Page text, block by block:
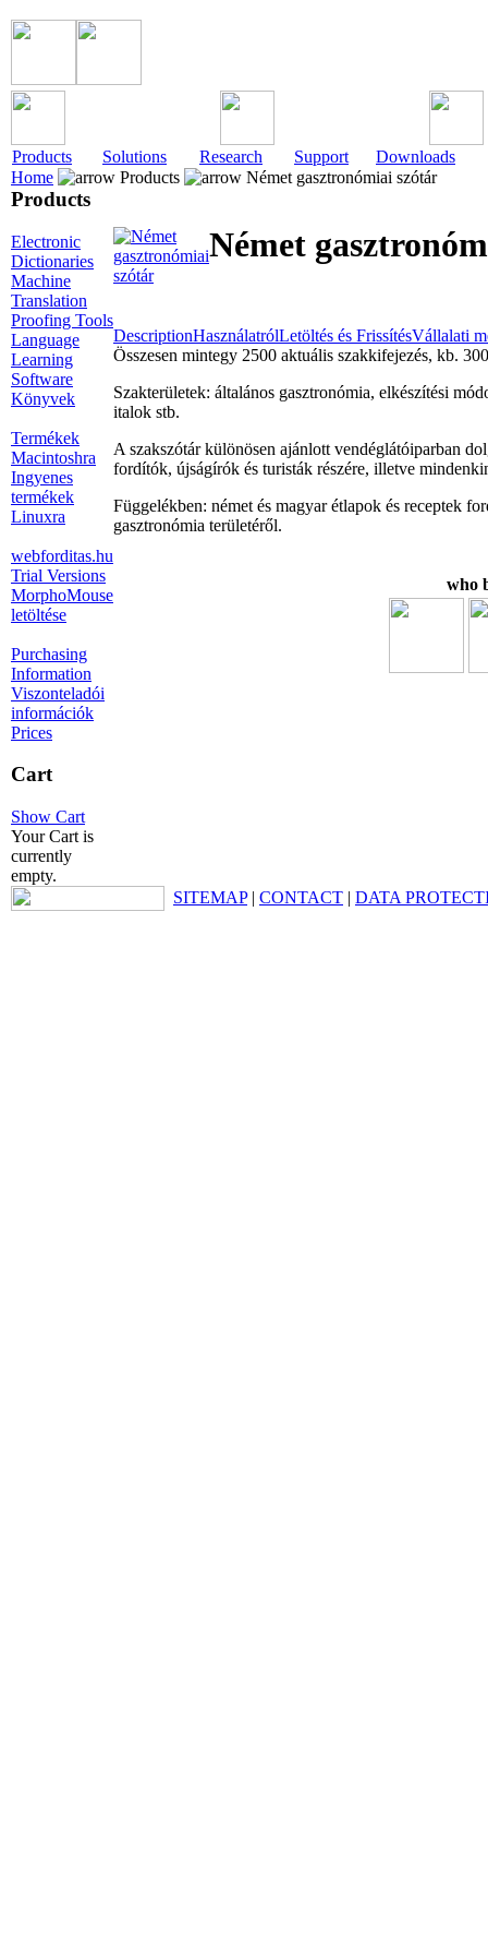
Products Solutions Research Support
Downloads
Home
Products Német gasztronómiai szótár
Products
Electronic
Dictionaries
Machine
Translation
Proofing Tools
Language
Learning
Software
Könyvek
Termékek
Macintoshra
Ingyenes
termékek
Linuxra
webforditas.hu
Trial Versions
MorphoMouse
letöltése
Purchasing
Information
Viszonteladói
információk
Prices
Cart
Show Cart
Your Cart is
currently
empty.
Német
DescriptionHasználatrólLetöltés és FrissítésVállalati
Összesen mintegy 2500 aktuális szakkifejezés, kb.
Szakterületek: általános gasztronómia, elkészítési
italok stb.
A szakszótár különösen ajánlott vendéglátóiparban
fordítók, újságírók és turisták részére, illetve
Függelékben: német és magyar étlapok és receptek
gasztronómia területéről.
who
SITEMAP| CONTACT | DATA